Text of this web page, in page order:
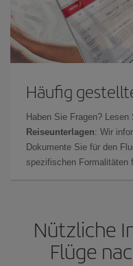
Häufig
Haben Sie Fragen? Lesen
Reiseunterlagen: Wir
Dokumente Sie für den
spezifischen Formalitäten
Nützliche
Flüge